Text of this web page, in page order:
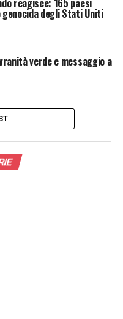
reagisce: 165 paesi
genocida degli Stati Uniti
verde e messaggio a